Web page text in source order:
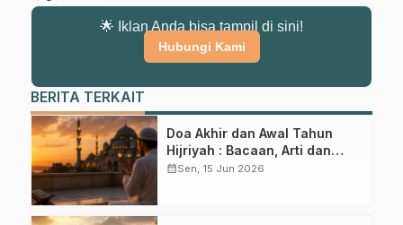
Gabung Channel WhatsApp NU
🌟 Iklan Anda bisa tampil di sini!
Hubungi Kami
BERITA TERKAIT
Doa Akhir dan Awal Tahun
Hijriyah : Bacaan, Arti dan
Keutmaaannya
calendar_monthSen, 15 Jun 2026